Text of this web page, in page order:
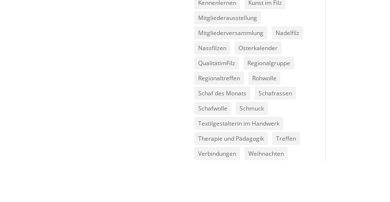
Kennenlernen
Kunst im Filz
Mitgliederausstellung
Mitgliederversammlung
Nadelfilz
Nassfilzen
Osterkalender
QualitätimFilz
Regionalgruppe
Regionaltreffen
Rohwolle
Schaf des Monats
Schafrassen
Schafwolle
Schmuck
Textilgestalterin im Handwerk
Therapie und Pädagogik
Treffen
Verbindungen
Weihnachten